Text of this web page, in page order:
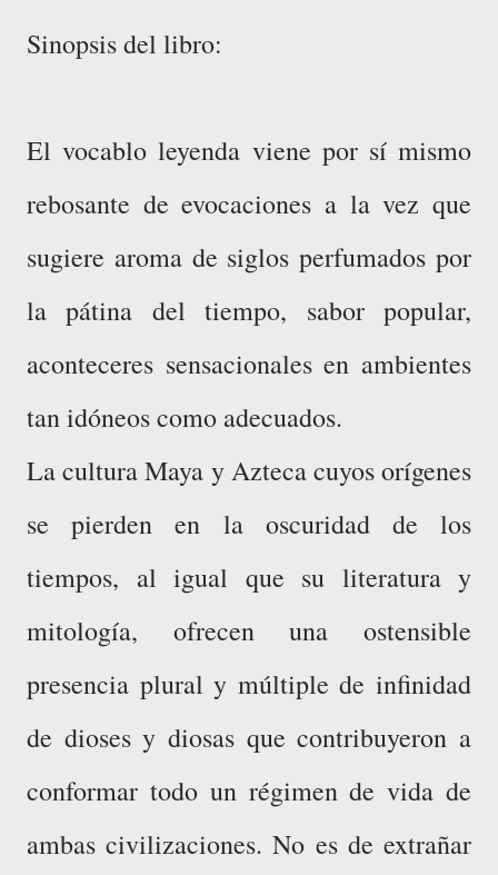
Sinopsis del libro:
El vocablo leyenda viene por sí mismo
rebosante de evocaciones a la vez que
sugiere aroma de siglos perfumados por
la pátina del tiempo, sabor popular,
aconteceres sensacionales en ambientes
tan idóneos como adecuados.
La cultura Maya y Azteca cuyos orígenes
se pierden en la oscuridad de los
tiempos, al igual que su literatura y
mitología, ofrecen una ostensible
presencia plural y múltiple de infinidad
de dioses y diosas que contribuyeron a
conformar todo un régimen de vida de
ambas civilizaciones. No es de extrañar